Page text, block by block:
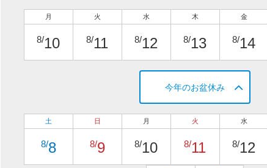
月
8/10
火
8/11
水
8/12
木
8/13
金
8/14
今年のお盆休み
土
8/8
日
8/9
月
8/10
火
8/11
水
8/12